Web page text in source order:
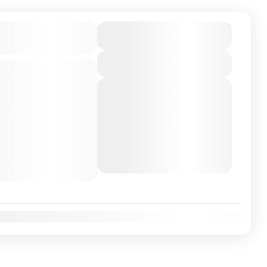
CON
Duration
10 Días
€2,680
Next Departures